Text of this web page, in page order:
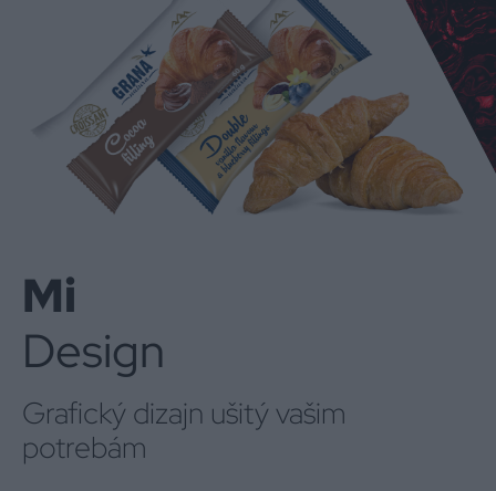
Mi
Design
Grafický dizajn ušitý vašim
potrebám